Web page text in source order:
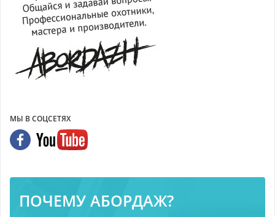
МЫ В СОЦСЕТЯХ
ПОЧЕМУ АБОРДАЖ?